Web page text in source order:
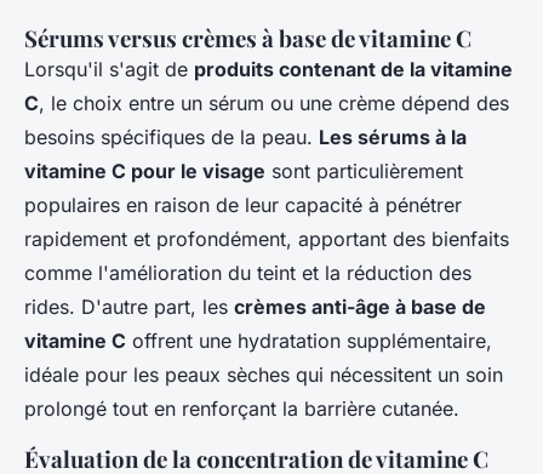
Sérums versus crèmes à base de vitamine C
Lorsqu'il s'agit de produits contenant de la vitamine
C, le choix entre un sérum ou une crème dépend des
besoins spécifiques de la peau. Les sérums à la
vitamine C pour le visage sont particulièrement
populaires en raison de leur capacité à pénétrer
rapidement et profondément, apportant des bienfaits
comme l'amélioration du teint et la réduction des
rides. D'autre part, les crèmes anti-âge à base de
vitamine C offrent une hydratation supplémentaire,
idéale pour les peaux sèches qui nécessitent un soin
prolongé tout en renforçant la barrière cutanée.
Évaluation de la concentration de vitamine C